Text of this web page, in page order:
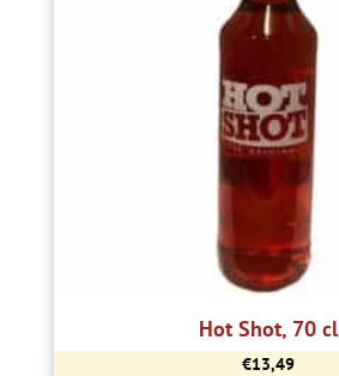
Hot Shot, 70 cl
€13,49